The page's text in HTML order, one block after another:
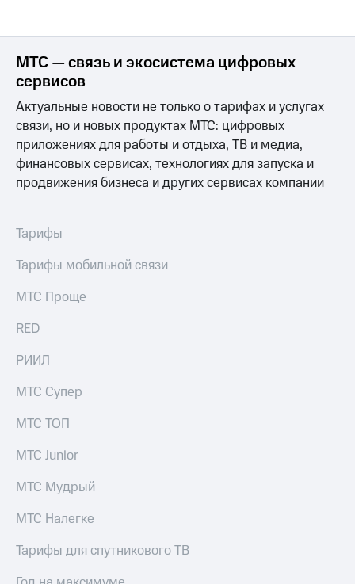
погашении
облигаций
Другое
Регистратор
Реквизиты
Контакты
развитие
деловая этика
На главную
МТС — связь и экосистема цифровых
сервисов
Актуальные новости не только о тарифах и услугах
связи, но и новых продуктах МТС: цифровых
приложениях для работы и отдыха, ТВ и медиа,
финансовых сервисах, технологиях для запуска и
продвижения бизнеса и других сервисах компании
Тарифы
Тарифы мобильной связи
МТС Проще
RED
РИИЛ
МТС Супер
МТС ТОП
МТС Junior
МТС Мудрый
МТС Налегке
Тарифы для спутникового ТВ